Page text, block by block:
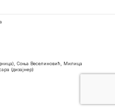
Соња Веселиновић, Милица
(дизајнер)